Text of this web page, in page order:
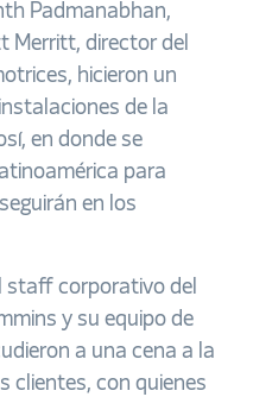
Padmanabhan,
Merritt, director del
hicieron un
de la
en donde se
para
en los
staff corporativo del
y su equipo de
a una cena a la
clientes, con quienes